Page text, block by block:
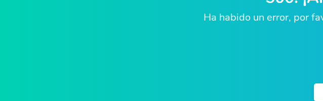
Ha habido un error, por